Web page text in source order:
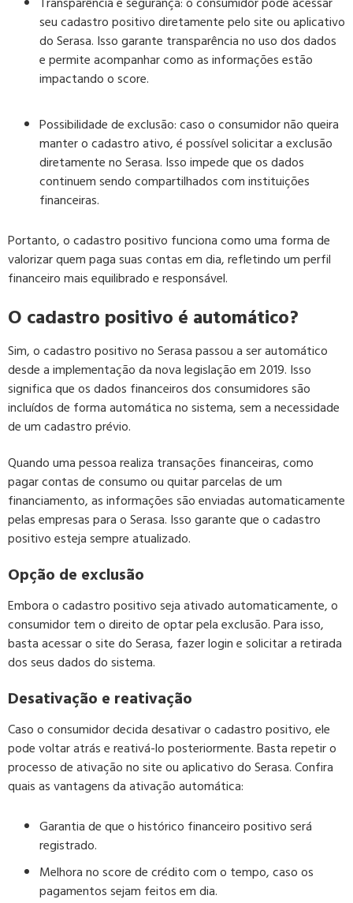
seu cadastro positivo diretamente pelo site ou aplicativo
do Serasa. Isso garante transparência no uso dos dados
e permite acompanhar como as informações estão
impactando oscore.
Possibilidade de exclusão:caso o consumidor não queira
manter o cadastro ativo, é possível solicitar a exclusão
diretamente no Serasa. Isso impede que os dados
continuem sendo compartilhados com instituições
financeiras.
Portanto, o cadastro positivo funciona como uma forma de
valorizar quem paga suas contas em dia, refletindo um perfil
financeiro mais equilibrado e responsável.
O cadastro positivo é automático?
Sim, o cadastro positivo no Serasa passou a ser automático
desde a implementação da nova legislação em 2019. Isso
significa que os dados financeiros dos consumidores são
incluídos de forma automática no sistema, sem a necessidade
de um cadastro prévio.
Quando uma pessoa realiza transações financeiras, como
pagar contas de consumo ou quitar parcelas de um
financiamento, as informações são enviadas automaticamente
pelas empresas para o Serasa. Isso garante que o cadastro
positivo esteja sempre atualizado.
Opção de exclusão
Embora o cadastro positivo seja ativado automaticamente, o
consumidor tem o direito de optar pela exclusão. Para isso,
basta acessar o site do Serasa, fazer login e solicitar a retirada
dos seus dados do sistema.
Desativação e reativação
Caso o consumidor decida desativar o cadastro positivo, ele
pode voltar atrás e reativá-lo posteriormente. Basta repetir o
processo de ativação no site ou aplicativo do Serasa. Confira
quais as vantagens da ativação automática:
Garantia de que o histórico financeiro positivo será
registrado.
Melhora no score de crédito com o tempo, caso os
pagamentos sejam feitos em dia.